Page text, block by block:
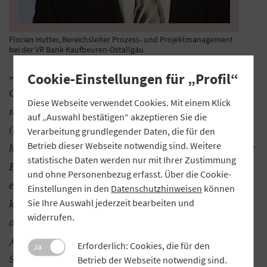
Florian Hutter, Bereichsleiter Prozess- und Projektmanagement
bei der VR Bank Kaufbeuren-Ostallgäu
„Die Reise war absolut lehrreich, so etwas sollte der
GVB öfter organisieren. Wirklich beeindruckt hat
mich, was im Bereich künstlicher Intelligenz
(artificial intelligence) und Machine Learning schon
heute möglich ist. Da ist schon sehr viel Potenzial für
Banken dahinter. Das wurde uns bei Google
eindrücklich vor Augen geführt. Wir nutzen
künstliche Intelligenz bereits häufiger, als wir
denken. Ein gutes Beispiel dafür ist die Anwendung
,Google Translate‘. Der Service übersetzt in
Sekundenschnelle Wörter, Sätze und Webseiten
Cookie-Einstellungen für „Profil“
Diese Webseite verwendet Cookies. Mit einem Klick
auf „Auswahl bestätigen“ akzeptieren Sie die
Verarbeitung grundlegender Daten, die für den
Betrieb dieser Webseite notwendig sind. Weitere
statistische Daten werden nur mit Ihrer Zustimmung
und ohne Personenbezug erfasst. Über die Cookie-
Einstellungen in den Datenschutzhinweisen können
Sie Ihre Auswahl jederzeit bearbeiten und
widerrufen.
Ja
Erforderlich: Cookies, die für den
Betrieb der Webseite notwendig sind.